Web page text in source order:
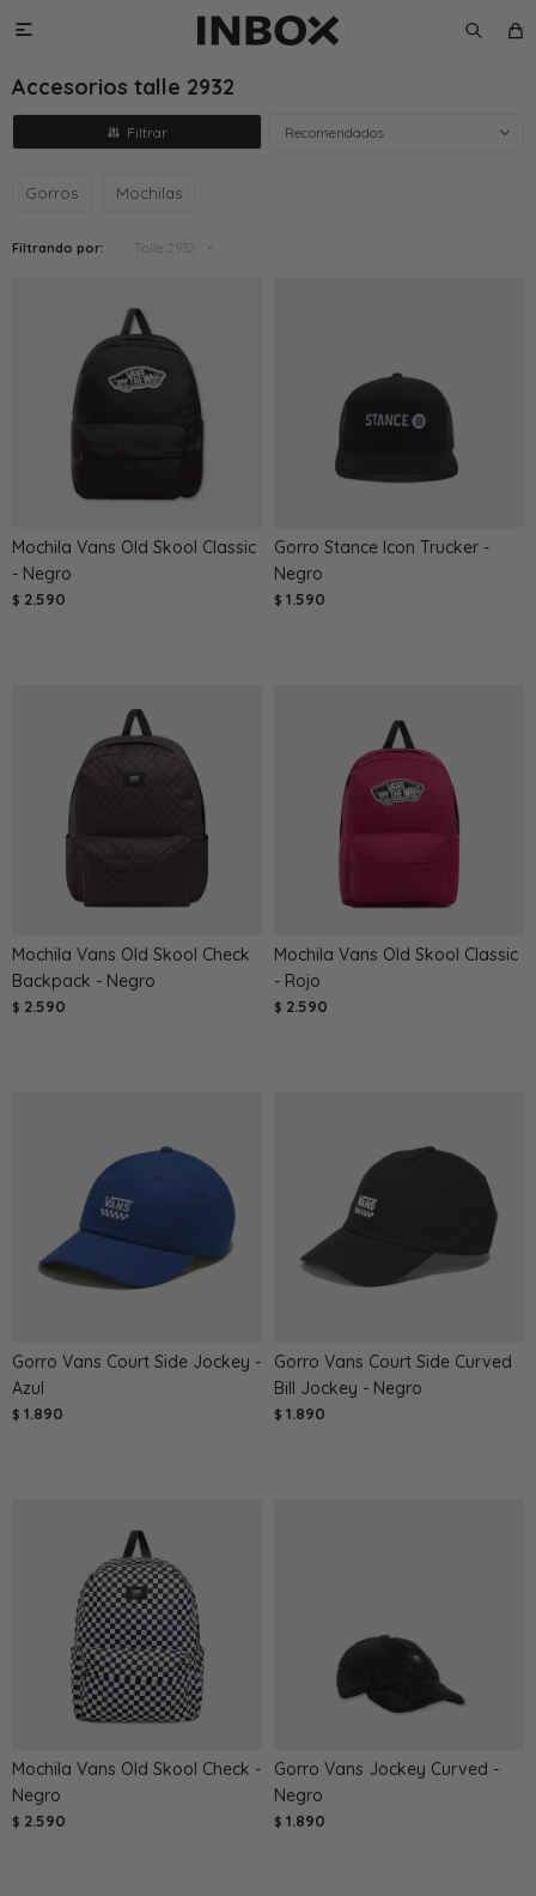

Accesorios talle 2932
Recomendados
Gorros Mochilas
Filtrando por: Talle 2932
Mochila Vans Old Skool Classic
- Negro
$ 2.590
Gorro Stance Icon Trucker -
Negro
$ 1.590
Mochila Vans Old Skool Check
Backpack - Negro
$ 2.590
Mochila Vans Old Skool Classic
- Rojo
$ 2.590
Gorro Vans Court Side Jockey -
Azul
$ 1.890
Gorro Vans Court Side Curved
Bill Jockey - Negro
$ 1.890
Mochila Vans Old Skool Check -
Negro
$ 2.590
Gorro Vans Jockey Curved -
Negro
$ 1.890